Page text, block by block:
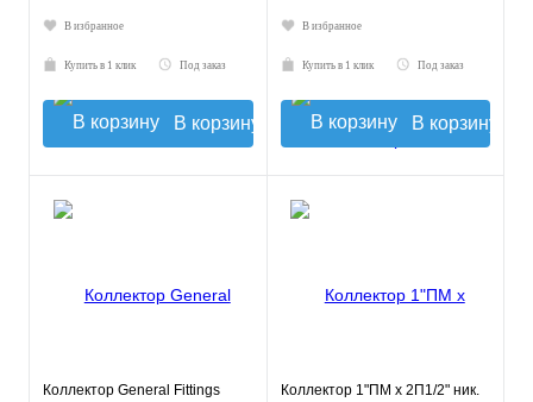
В избранное
Купить в 1 клик Под заказ
В корзину
В избранное
Купить в 1 клик Под заказ
В корзину
Коллектор General Fittings
Коллектор 1"ПМ х 2П1/2" ник.